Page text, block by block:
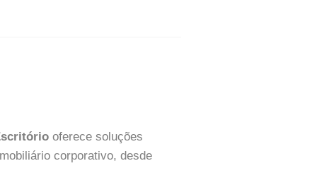
oferece soluções
corporativo, desde